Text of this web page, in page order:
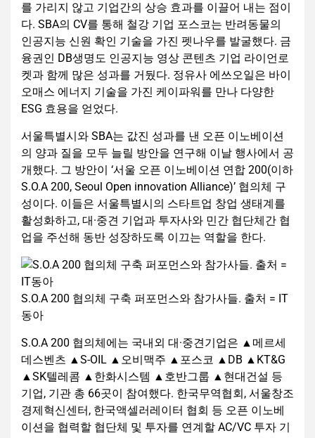
를 가리지 않고 기업간의 상승 효과를 이끌어 내는 점이
다. SBA의 CV를 통해 철강 기업 포스코는 반려동물의
인공지능 신원 확인 기술을 가진 펫나우를 발굴했다. 금
융권인 DB생명도 인공지능 영상 콘텐츠 기업 라이언로
켓과 함께 많은 성과를 거뒀다. 정유사 에쓰오일은 바이
오매스 에너지 기술을 가진 케이파워를 만나 다양한
ESG 효용을 얻었다.
서울특별시와 SBA는 값진 성과를 낸 오픈 이노베이션
의 양과 질을 모두 늘릴 방안을 연구해 이날 행사에서 공
개했다. 그 방안이 ‘서울 오픈 이노베이션 연합 200(이하
S.O.A 200, Seoul Open innovation Alliance)’ 협의체 구
성이다. 이들은 서울특별시의 스타트업 창업 생태계를
활성화하고, 대·중견 기업과 투자사와 민간 협단체간 협
업을 주선해 동반 성장하도록 이끄는 역할을 한다.
S.O.A 200 협의체 구축 퍼포먼스와 참가사들. 출처 = IT
동아
S.O.A 200 협의체에는 국내외 대·중견기업은 ▲메르세
데스벤츠 ▲S-OIL ▲오비맥주 ▲포스코 ▲DB ▲KT&G
▲SK텔레콤 ▲한화시스템 ▲호반그룹 ▲현대건설 등
기업, 기관 총 66곳이 참여했다. 한국무역협회, 서울창조
경제혁신센터, 한국액셀러레이터 협회 등 오픈 이노베
이션을 협력할 협단체 및 투자를 연계할 AC/VC 투자 기